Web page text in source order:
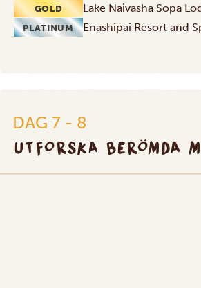
GOLD Lake Naivasha Sopa
PLATINUM Enashipai Resort and
DAG 7 - 8
UTFORSKA BERÖMDA